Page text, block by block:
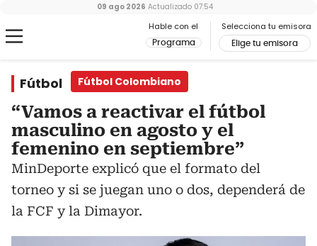
Hable con el
Programa
Selecciona tu emisora
Elige tu emisora
09 ago 2026 Actualizado 07:54
Fútbol Fútbol Colombiano
“Vamos a reactivar el fútbol
masculino en agosto y el
femenino en septiembre”
MinDeporte explicó que el formato del
torneo y si se juegan uno o dos, dependerá de
la FCF y la Dimayor.